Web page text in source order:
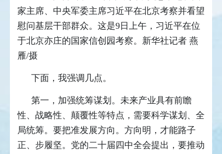
家主席、中央军委主席习近平在北京考察并看望
慰问基层干部群众。这是9日上午，习近平在位
于北京亦庄的国家信创园考察。新华社记者 燕
雁/摄
下面，我强调几点。
第一，加强统筹谋划。未来产业具有前瞻
性、战略性、颠覆性等特点，需要科学谋划、全
局统筹。要把准发展方向。方向明，才能路子
正、步履坚。党的二十届四中全会提出，要推动